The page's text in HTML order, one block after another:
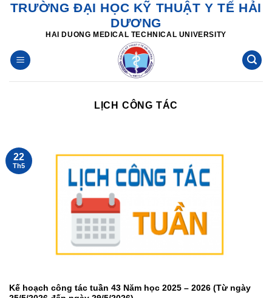
SkipTRƯỜNG ĐẠI HỌC KỸ THUẬT Y TẾ HẢI
DƯƠNG
HAI DUONG MEDICAL TECHNICAL UNIVERSITY
LỊCH CÔNG TÁC
Kế hoạch công tác tuần 43 Năm học 2025 – 2026 (Từ ngày
22
Th5